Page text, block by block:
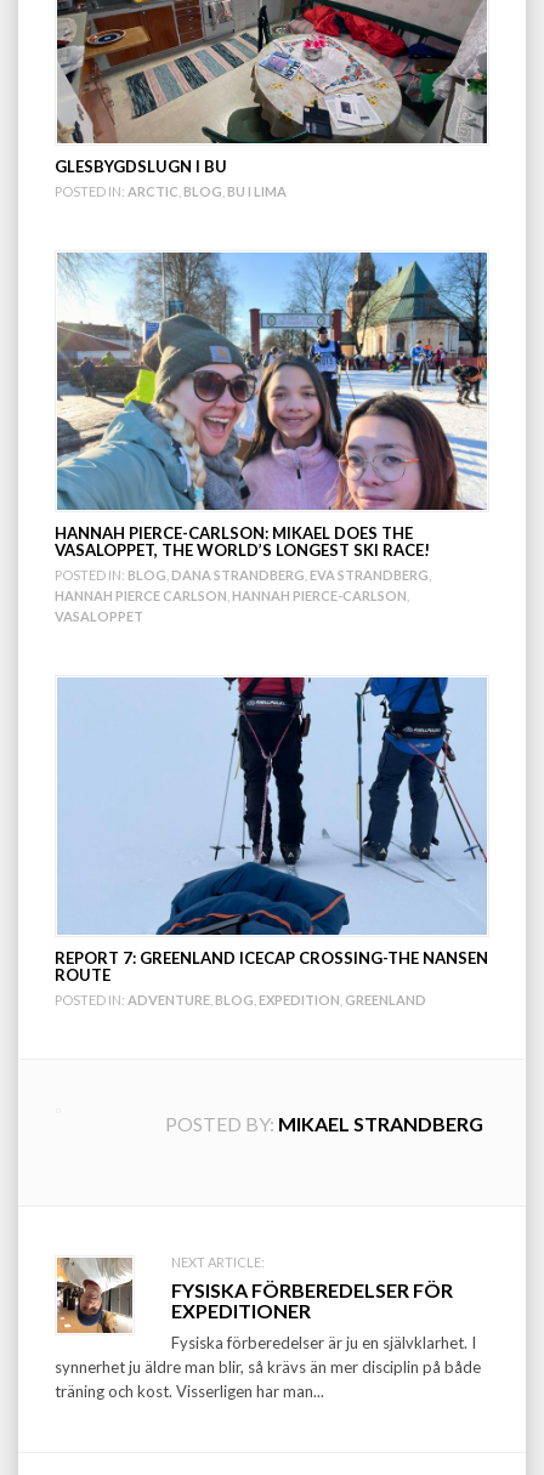
GLESBYGDSLUGN I BU
POSTED IN: ARCTIC BLOG BU I LIMA
HANNAH PIERCE-CARLSON: MIKAEL DOES THE
VASALOPPET, THE WORLD’S LONGEST SKI RACE!
POSTED IN: BLOG DANA STRANDBERG EVA STRANDBERG
HANNAH PIERCE CARLSON HANNAH PIERCE-CARLSON
VASALOPPET
REPORT 7: GREENLAND ICECAP CROSSING-THE NANSEN
ROUTE
POSTED IN: ADVENTURE BLOG EXPEDITION GREENLAND
POSTED BY: MIKAEL STRANDBERG
Post
navigation
NEXT ARTICLE:
FYSISKA FÖRBEREDELSER FÖR
EXPEDITIONER
Fysiska förberedelser är ju en självklarhet. I
synnerhet ju äldre man blir, så krävs än mer disciplin på både
träning och kost. Visserligen har man...